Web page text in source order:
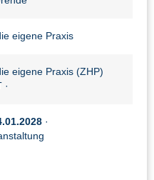
eigene Praxis
eigene Praxis (ZHP)
·
·